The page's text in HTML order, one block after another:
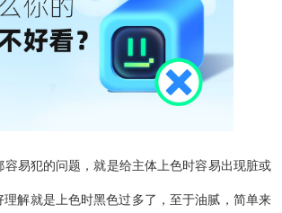
容易犯的问题，就是给主体上色时容易出现脏或
解就是上色时黑色过多了，至于油腻，简单来